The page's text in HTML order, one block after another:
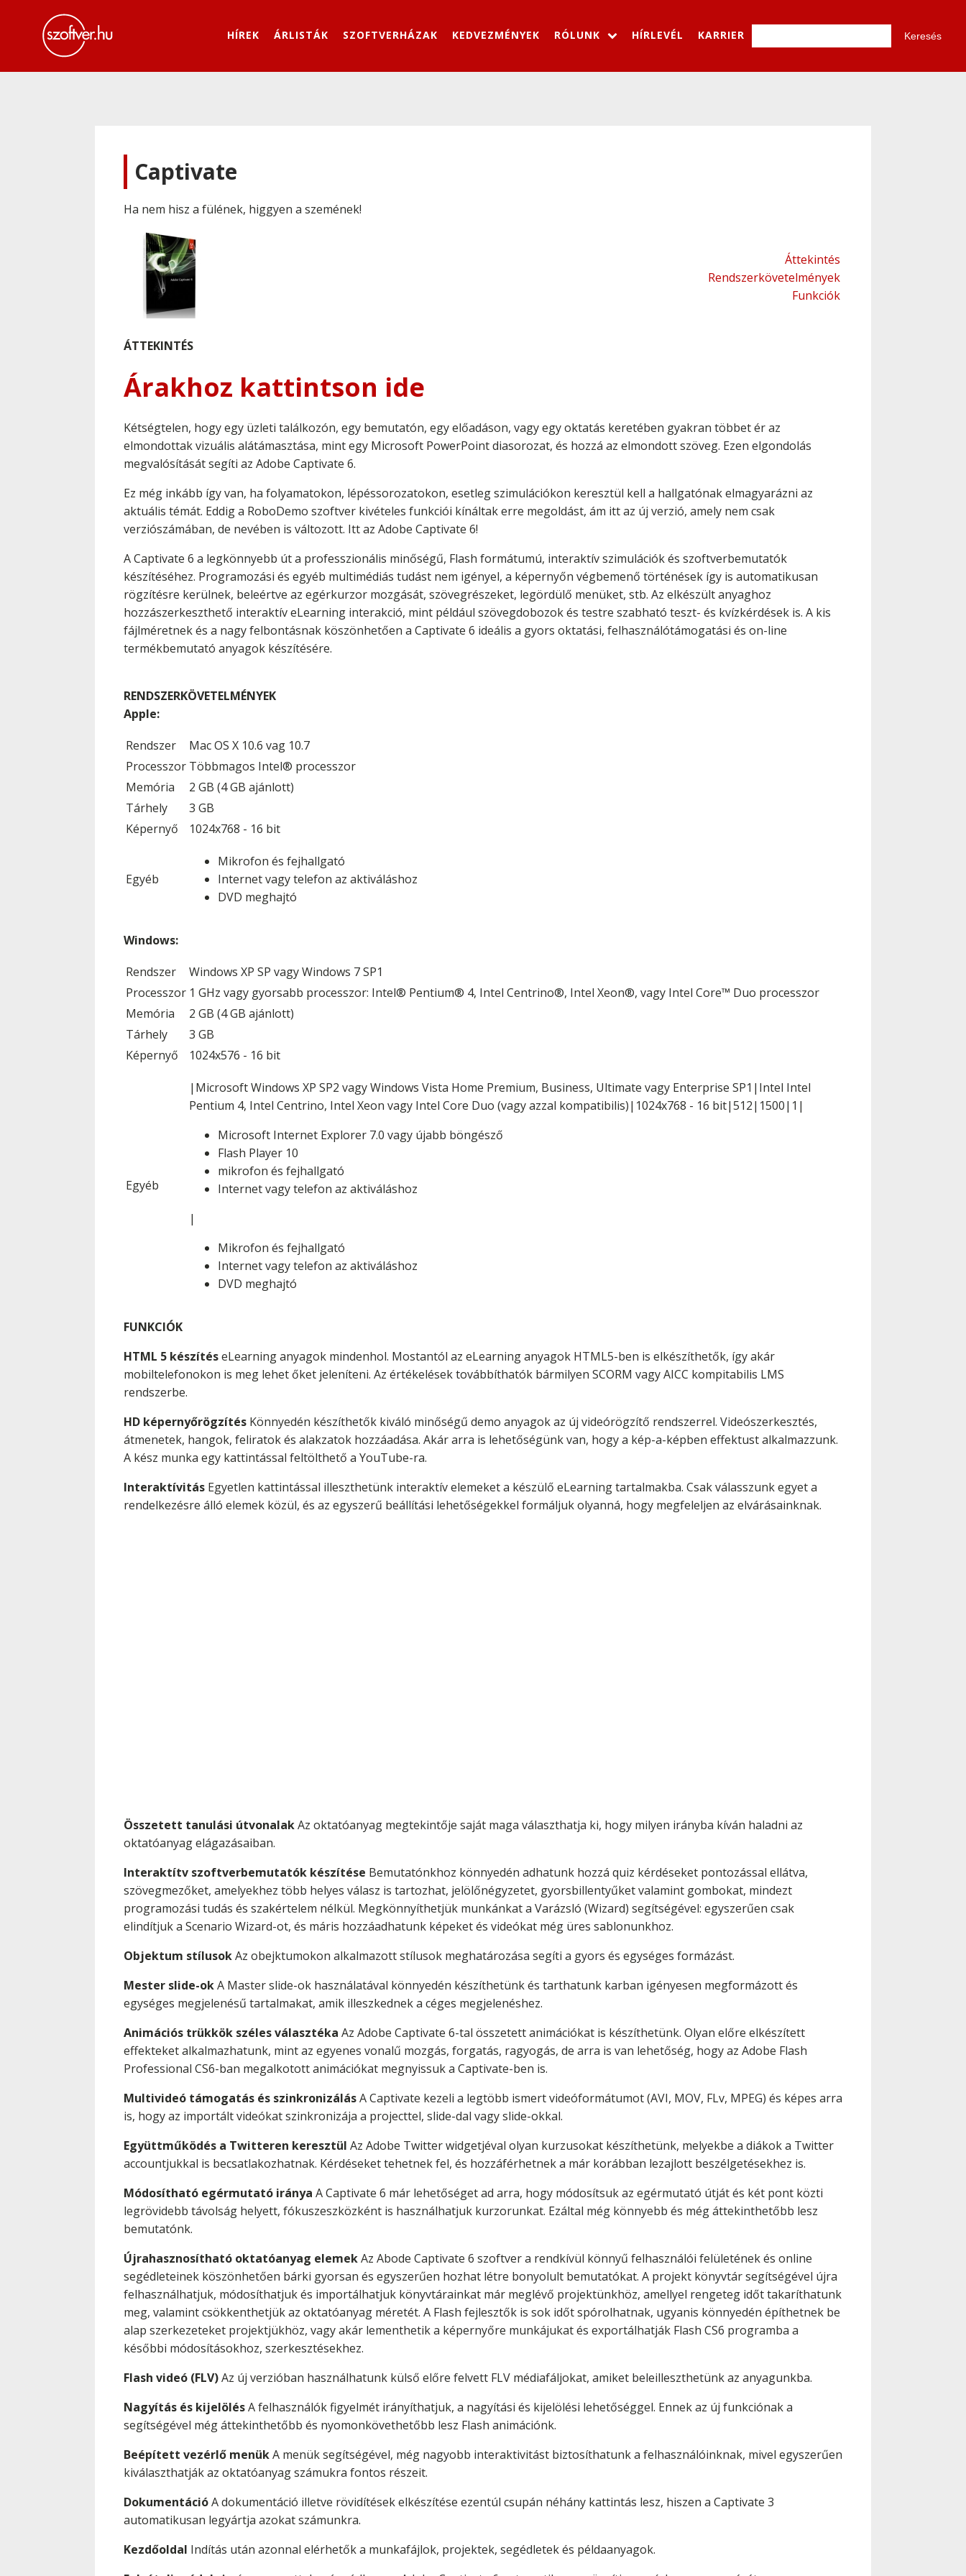
HÍREK ÁRLISTÁK SZOFTVERHÁZAK KEDVEZMÉNYEK RÓLUNK HÍRLEVÉL KARRIER
Captivate
Ha nem hisz a fülének, higgyen a szemének!
Áttekintés
Rendszerkövetelmények
Funkciók
ÁTTEKINTÉS
Árakhoz kattintson ide
Kétségtelen, hogy egy üzleti találkozón, egy bemutatón, egy előadáson, vagy egy oktatás keretében gyakran többet ér az
elmondottak vizuális alátámasztása, mint egy Microsoft PowerPoint diasorozat, és hozzá az elmondott szöveg. Ezen elgondolás
megvalósítását segíti az Adobe Captivate 6.
Ez még inkább így van, ha folyamatokon, lépéssorozatokon, esetleg szimulációkon keresztül kell a hallgatónak elmagyarázni az
aktuális témát. Eddig a RoboDemo szoftver kivételes funkciói kínáltak erre megoldást, ám itt az új verzió, amely nem csak
verziószámában, de nevében is változott. Itt az Adobe Captivate 6!
A Captivate 6 a legkönnyebb út a professzionális minőségű, Flash formátumú, interaktív szimulációk és szoftverbemutatók
készítéséhez. Programozási és egyéb multimédiás tudást nem igényel, a képernyőn végbemenő történések így is automatikusan
rögzítésre kerülnek, beleértve az egérkurzor mozgását, szövegrészeket, legördülő menüket, stb. Az elkészült anyaghoz
hozzászerkeszthető interaktív eLearning interakció, mint például szövegdobozok és testre szabható teszt- és kvízkérdések is. A kis
fájlméretnek és a nagy felbontásnak köszönhetően a Captivate 6 ideális a gyors oktatási, felhasználótámogatási és on-line
termékbemutató anyagok készítésére.
RENDSZERKÖVETELMÉNYEK
Apple:
Rendszer
Mac OS X 10.6 vag 10.7
Processzor Többmagos Intel® processzor
Memória
2 GB (4 GB ajánlott)
Tárhely
3 GB
Képernyő
1024x768 - 16 bit
Egyéb
Mikrofon és fejhallgató
Internet vagy telefon az aktiváláshoz
DVD meghajtó
Windows:
Rendszer
Windows XP SP vagy Windows 7 SP1
Processzor 1 GHz vagy gyorsabb processzor: Intel® Pentium® 4, Intel Centrino®, Intel Xeon®, vagy Intel Core™ Duo processzor
Memória
2 GB (4 GB ajánlott)
Tárhely
3 GB
Képernyő
1024x576 - 16 bit
Egyéb
|Microsoft Windows XP SP2 vagy Windows Vista Home Premium, Business, Ultimate vagy Enterprise SP1|Intel Intel
Pentium 4, Intel Centrino, Intel Xeon vagy Intel Core Duo (vagy azzal kompatibilis)|1024x768 - 16 bit|512|1500|1|
Microsoft Internet Explorer 7.0 vagy újabb böngésző
Flash Player 10
mikrofon és fejhallgató
Internet vagy telefon az aktiváláshoz
|
Mikrofon és fejhallgató
Internet vagy telefon az aktiváláshoz
DVD meghajtó
FUNKCIÓK
HTML 5 készítéseLearning anyagok mindenhol. Mostantól az eLearning anyagok HTML5-ben is elkészíthetők, így akár
mobiltelefonokon is meg lehet őket jeleníteni. Az értékelések továbbíthatók bármilyen SCORM vagy AICC kompitabilis LMS
rendszerbe.
HD képernyőrögzítés Könnyedén készíthetők kiváló minőségű demo anyagok az új videórögzítő rendszerrel. Videószerkesztés,
átmenetek, hangok, feliratok és alakzatok hozzáadása. Akár arra is lehetőségünk van, hogy a kép-a-képben effektust alkalmazzunk.
A kész munka egy kattintással feltölthető a YouTube-ra.
Interaktívitás Egyetlen kattintással illeszthetünk interaktív elemeket a készülő eLearning tartalmakba. Csak válasszunk egyet a
rendelkezésre álló elemek közül, és az egyszerű beállítási lehetőségekkel formáljuk olyanná, hogy megfeleljen az elvárásainknak.
Összetett tanulási útvonalakAz oktatóanyag megtekintője saját maga választhatja ki, hogy milyen irányba kíván haladni az
oktatóanyag elágazásaiban.
Interaktítv szoftverbemutatók készítése Bemutatónkhoz könnyedén adhatunk hozzá quiz kérdéseket pontozással ellátva,
szövegmezőket, amelyekhez több helyes válasz is tartozhat, jelölőnégyzetet, gyorsbillentyűket valamint gombokat, mindezt
programozási tudás és szakértelem nélkül. Megkönnyíthetjük munkánkat a Varázsló (Wizard) segítségével: egyszerűen csak
elindítjuk a Scenario Wizard-ot, és máris hozzáadhatunk képeket és videókat még üres sablonunkhoz.
Objektum stílusokAz obejktumokon alkalmazott stílusok meghatározása segíti a gyors és egységes formázást.
Mester slide-okA Master slide-ok használatával könnyedén készíthetünk és tarthatunk karban igényesen megformázott és
egységes megjelenésű tartalmakat, amik illeszkednek a céges megjelenéshez.
Animációs trükkök széles választéka Az Adobe Captivate 6-tal összetett animációkat is készíthetünk. Olyan előre elkészített
effekteket alkalmazhatunk, mint az egyenes vonalű mozgás, forgatás, ragyogás, de arra is van lehetőség, hogy az Adobe Flash
Professional CS6-ban megalkotott animációkat megnyissuk a Captivate-ben is.
Multivideó támogatás és szinkronizálásA Captivate kezeli a legtöbb ismert videóformátumot (AVI, MOV, FLv, MPEG) és képes arra
is, hogy az importált videókat szinkronizája a projecttel, slide-dal vagy slide-okkal.
Együttműködés a Twitteren keresztül Az Adobe Twitter widgetjéval olyan kurzusokat készíthetünk, melyekbe a diákok a Twitter
accountjukkal is becsatlakozhatnak. Kérdéseket tehetnek fel, és hozzáférhetnek a már korábban lezajlott beszélgetésekhez is.
Módosítható egérmutató iránya A Captivate 6 már lehetőséget ad arra, hogy módosítsuk az egérmutató útját és két pont közti
legrövidebb távolság helyett, fókuszeszközként is használhatjuk kurzorunkat. Ezáltal még könnyebb és még áttekinthetőbb lesz
bemutatónk.
Újrahasznosítható oktatóanyag elemekAz Abode Captivate 6 szoftver a rendkívül könnyű felhasználói felületének és online
segédleteinek köszönhetően bárki gyorsan és egyszerűen hozhat létre bonyolult bemutatókat. A projekt könyvtár segítségével újra
felhasználhatjuk, módosíthatjuk és importálhatjuk könyvtárainkat már meglévő projektünkhöz, amellyel rengeteg időt takaríthatunk
meg, valamint csökkenthetjük az oktatóanyag méretét. A Flash fejlesztők is sok időt spórolhatnak, ugyanis könnyedén építhetnek be
alap szerkezeteket projektjükhöz, vagy akár lementhetik a képernyőre munkájukat és exportálhatják Flash CS6 programba a
későbbi módosításokhoz, szerkesztésekhez.
Flash videó (FLV)Az új verzióban használhatunk külső előre felvett FLV médiafáljokat, amiket beleilleszthetünk az anyagunkba.
Nagyítás és kijelölésA felhasználók figyelmét irányíthatjuk, a nagyítási és kijelölési lehetőséggel. Ennek az új funkciónak a
segítségével még áttekinthetőbb és nyomonkövethetőbb lesz Flash animációnk.
Beépített vezérlő menükA menük segítségével, még nagyobb interaktivitást biztosíthatunk a felhasználóinknak, mivel egyszerűen
kiválaszthatják az oktatóanyag számukra fontos részeit.
DokumentációA dokumentáció illetve rövidítések elkészítése ezentúl csupán néhány kattintás lesz, hiszen a Captivate 3
automatikusan legyártja azokat számunkra.
Kezdőoldal Indítás után azonnal elérhetők a munkafájlok, projektek, segédletek és példaanyagok.